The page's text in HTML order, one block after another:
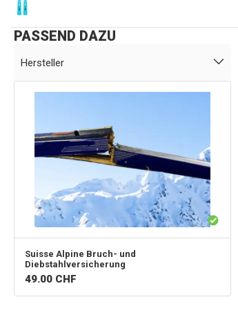
PASSEND DAZU
Hersteller
Suisse Alpine Bruch- und
Diebstahlversicherung
49.00 CHF